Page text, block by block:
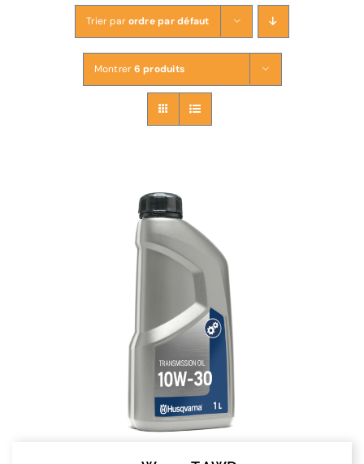
Trier par ordre par défaut
Montrer 6 produits